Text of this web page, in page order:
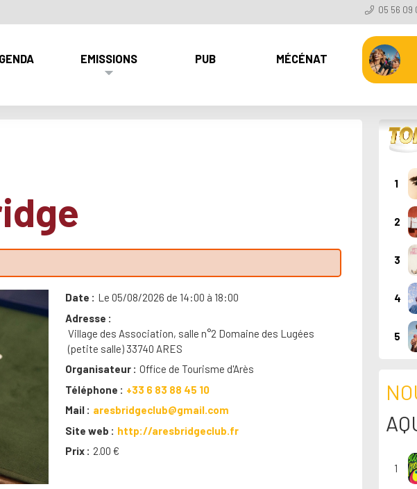
05 56 09
EMISSIONS PUB MÉCÉNAT
Date
Le 05/08/2026 de 14:00 à 18:00
Adresse
Village des Association, salle n°2 Domaine des Lugées
(petite salle) 33740 ARES
Organisateur
Office de Tourisme d'Arès
Téléphone
+33 6 83 88 45 10
Mail
aresbridgeclub@gmail.com
Site web
http://aresbridgeclub.fr
Prix
2.00 €
1
2
3
4
5
1